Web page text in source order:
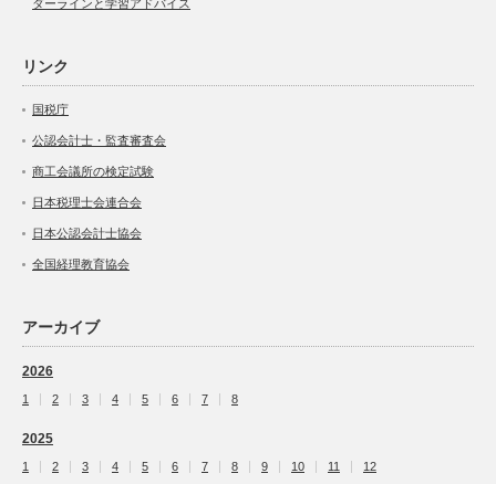
ダーラインと学習アドバイス
リンク
国税庁
公認会計士・監査審査会
商工会議所の検定試験
日本税理士会連合会
日本公認会計士協会
全国経理教育協会
アーカイブ
2026
1 2 3 4 5 6 7 8
2025
1 2 3 4 5 6 7 8 9 10 11 12